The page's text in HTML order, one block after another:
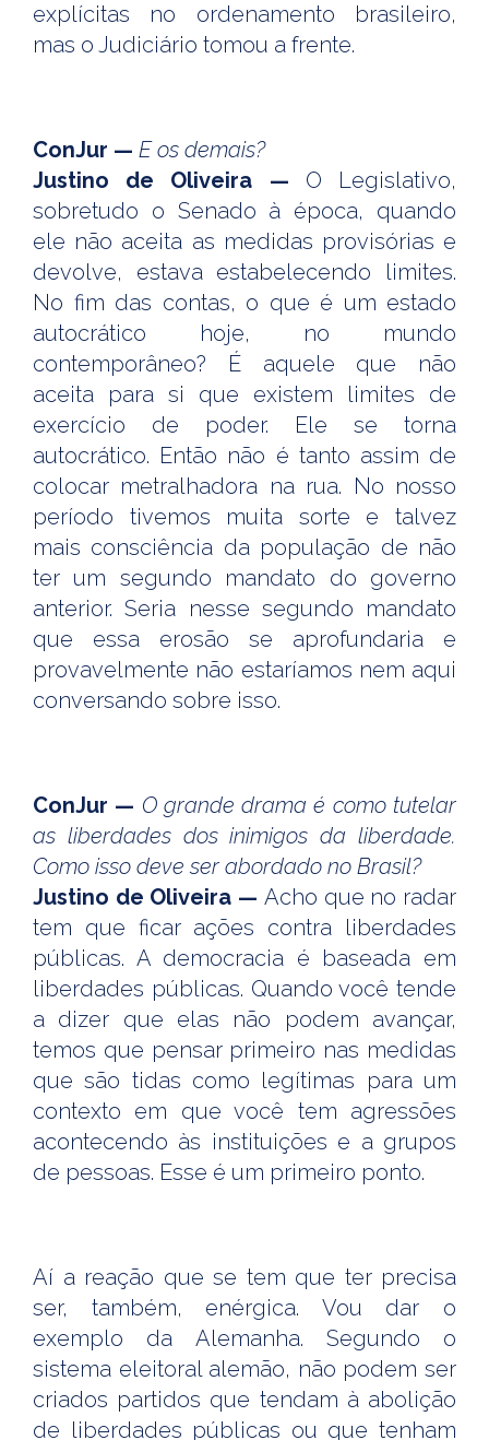
explícitas no ordenamento brasileiro,
mas o Judiciário tomou a frente.
ConJur — E os demais?
Justino de Oliveira — O Legislativo,
sobretudo o Senado à época, quando
ele não aceita as medidas provisórias e
devolve, estava estabelecendo limites.
No fim das contas, o que é um estado
autocrático hoje, no mundo
contemporâneo? É aquele que não
aceita para si que existem limites de
exercício de poder. Ele se torna
autocrático. Então não é tanto assim de
colocar metralhadora na rua. No nosso
período tivemos muita sorte e talvez
mais consciência da população de não
ter um segundo mandato do governo
anterior. Seria nesse segundo mandato
que essa erosão se aprofundaria e
provavelmente não estaríamos nem aqui
conversando sobre isso.
ConJur — O grande drama é como tutelar
as liberdades dos inimigos da liberdade.
Como isso deve ser abordado no Brasil?
Justino de Oliveira — Acho que no radar
tem que ficar ações contra liberdades
públicas. A democracia é baseada em
liberdades públicas. Quando você tende
a dizer que elas não podem avançar,
temos que pensar primeiro nas medidas
que são tidas como legítimas para um
contexto em que você tem agressões
acontecendo às instituições e a grupos
de pessoas. Esse é um primeiro ponto.
Aí a reação que se tem que ter precisa
ser, também, enérgica. Vou dar o
exemplo da Alemanha. Segundo o
sistema eleitoral alemão, não podem ser
criados partidos que tendam à abolição
de liberdades públicas ou que tenham